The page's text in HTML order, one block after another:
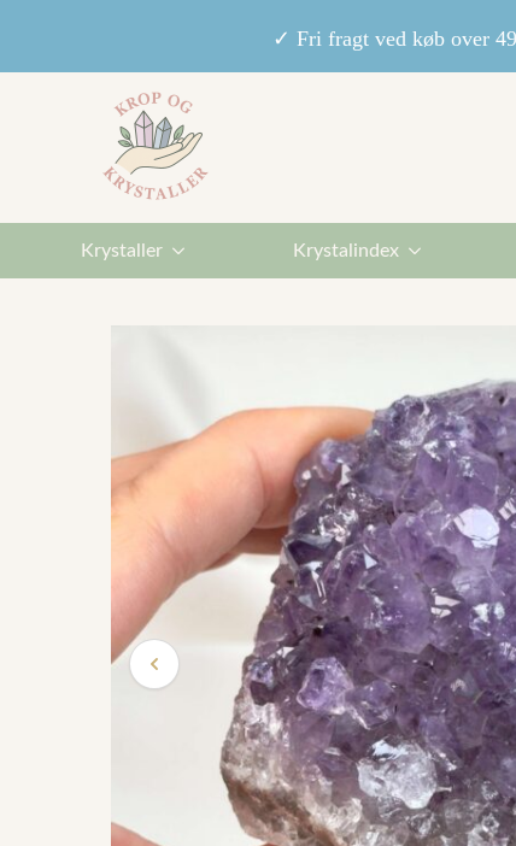
✓ Fri fragt ved køb over
Krystaller Krystalindex